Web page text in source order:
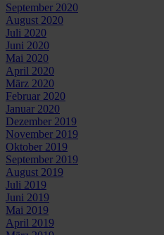
September 2020
August 2020
Juli 2020
Juni 2020
Mai 2020
April 2020
März 2020
Februar 2020
Januar 2020
Dezember 2019
November 2019
Oktober 2019
September 2019
August 2019
Juli 2019
Juni 2019
Mai 2019
April 2019